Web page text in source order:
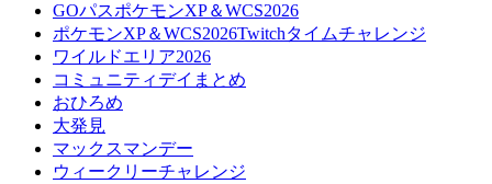
GOパスポケモンXP＆WCS2026
ポケモンXP＆WCS2026Twitchタイムチャレンジ
ワイルドエリア2026
コミュニティデイまとめ
おひろめ
大発見
マックスマンデー
ウィークリーチャレンジ